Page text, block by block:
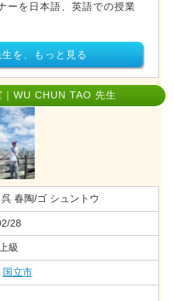
ーを日本語、英語での授業
を、もっと見る
WU CHUN TAO 先生
春陶/ゴ シュントウ
28
級
国立市